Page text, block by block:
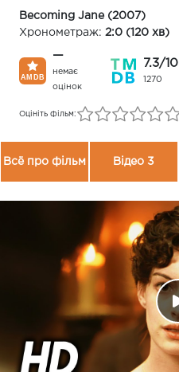
Becoming Jane (2007)
Хронометраж: 2:0 (120 хв)
—
немає
оцінок
7.3/10
1270
Оцініть фільм:
Всё про фільм Відео 3